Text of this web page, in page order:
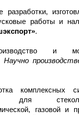
разработки,
работы и
.
и
Научно
комплексных
для
газовой и